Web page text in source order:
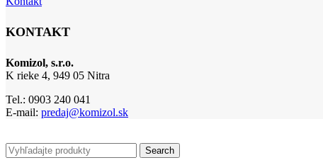
KONTAKT
Komizol, s.r.o.
K rieke 4, 949 05 Nitra
Tel.: 0903 240 041
E-mail: predaj@komizol.sk
Search